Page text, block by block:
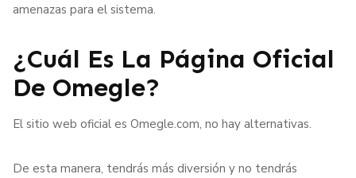
amenazas para el sistema.
¿Cuál Es La Página Oficial
De Omegle?
El sitio web oficial es Omegle.com, no hay alternativas.
De esta manera, tendrás más diversión y no tendrás